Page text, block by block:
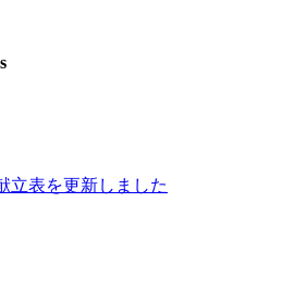
立表を更新しました